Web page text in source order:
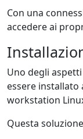
Con una
accedere ai
Uno degli
essere
workstation
Questa